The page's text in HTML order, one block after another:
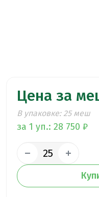
Цена за
В упаковке: 25 меш
за 1 уп.: 28 750 ₽